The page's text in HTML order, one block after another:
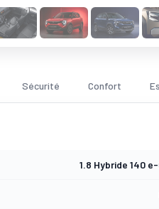
Sécurité Confort
1.8 Hybride 140